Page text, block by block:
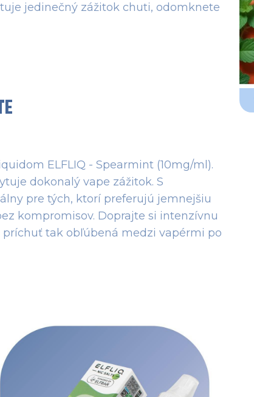
jedinečný zážitok chuti, odomknete
ELFLIQ - Spearmint (10mg/ml).
dokonalý vape zážitok. S
pre tých, ktorí preferujú jemnejšiu
kompromisov. Doprajte si intenzívnu
tak obľúbená medzi vapérmi po